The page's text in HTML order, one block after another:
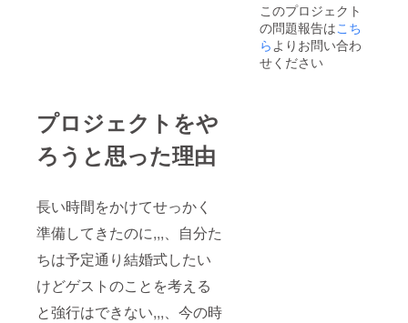
プロジェクトをや
ろうと思った理由
長い時間をかけてせっかく
準備してきたのに,,,、自分た
ちは予定通り結婚式したい
けどゲストのことを考える
と強行はできない,,,、今の時
和装用
肌着 ・
足袋 ・
造花髪
飾り 新
（男
性：身
長
180cm
以上ま
このプロジェクト
の問題報告はこち
らよりお問い合わ
せください